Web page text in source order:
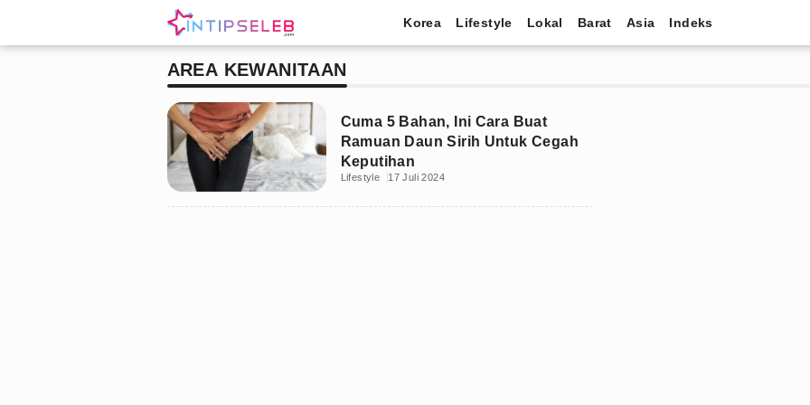
Korea Lifestyle Lokal Barat Asia Indeks
AREA KEWANITAAN
Cuma 5 Bahan, Ini Cara Buat
Ramuan Daun Sirih Untuk Cegah
Keputihan
Lifestyle 17 Juli 2024